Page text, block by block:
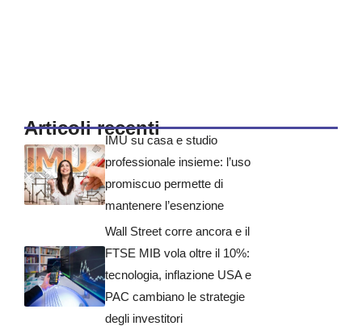
Articoli recenti
IMU su casa e studio
professionale insieme: l’uso
promiscuo permette di
mantenere l’esenzione
Wall Street corre ancora e il
FTSE MIB vola oltre il 10%:
tecnologia, inflazione USA e
PAC cambiano le strategie
degli investitori